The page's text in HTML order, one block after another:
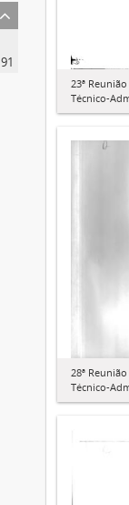
91
23ª
Técnico-
28ª
Técnico-